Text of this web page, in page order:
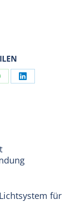
Share
für